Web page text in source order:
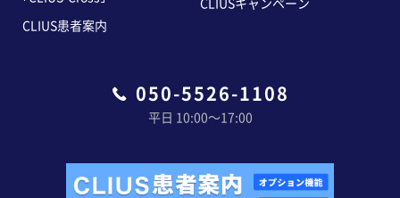
050-5526-1108
平日 10:00〜17:00
CLIUS患者案内
CLIUSキャンペーン